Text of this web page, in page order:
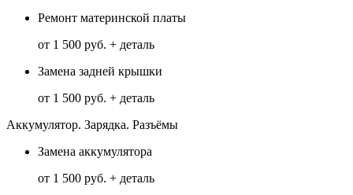
Ремонт материнской платы
от 1 500 руб. + деталь
Замена задней крышки
от 1 500 руб. + деталь
Аккумулятор. Зарядка. Разъёмы
Замена аккумулятора
от 1 500 руб. + деталь